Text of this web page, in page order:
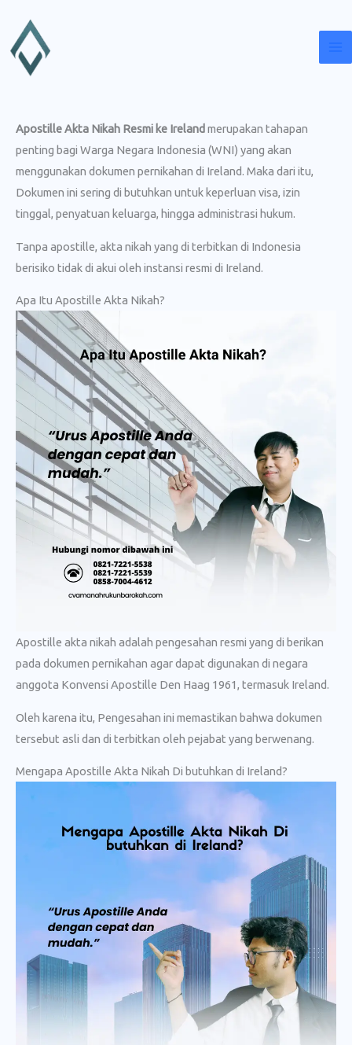
konten
Apostille Akta Nikah Resmi ke Ireland merupakan tahapan
penting bagi Warga Negara Indonesia (WNI) yang akan
menggunakan dokumen pernikahan di Ireland. Maka dari itu,
Dokumen ini sering di butuhkan untuk keperluan visa, izin
tinggal, penyatuan keluarga, hingga administrasi hukum.
Tanpa apostille, akta nikah yang di terbitkan di Indonesia
berisiko tidak di akui oleh instansi resmi di Ireland.
Apa Itu Apostille Akta Nikah?
Apostille akta nikah adalah pengesahan resmi yang di berikan
pada dokumen pernikahan agar dapat digunakan di negara
anggota Konvensi Apostille Den Haag 1961, termasuk Ireland.
Oleh karena itu, Pengesahan ini memastikan bahwa dokumen
tersebut asli dan di terbitkan oleh pejabat yang berwenang.
Mengapa Apostille Akta Nikah Di butuhkan di Ireland?